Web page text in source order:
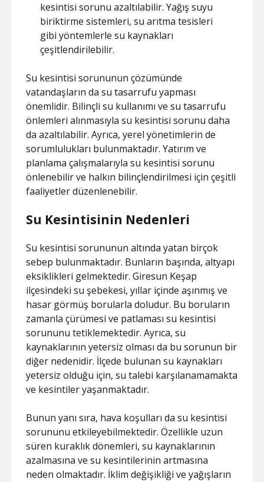
kesintisi sorunu azaltılabilir. Yağış suyu
biriktirme sistemleri, su arıtma tesisleri
gibi yöntemlerle su kaynakları
çeşitlendirilebilir.
Su kesintisi sorununun çözümünde
vatandaşların da su tasarrufu yapması
önemlidir. Bilinçli su kullanımı ve su tasarrufu
önlemleri alınmasıyla su kesintisi sorunu daha
da azaltılabilir. Ayrıca, yerel yönetimlerin de
sorumlulukları bulunmaktadır. Yatırım ve
planlama çalışmalarıyla su kesintisi sorunu
önlenebilir ve halkın bilinçlendirilmesi için çeşitli
faaliyetler düzenlenebilir.
Su Kesintisinin Nedenleri
Su kesintisi sorununun altında yatan birçok
sebep bulunmaktadır. Bunların başında, altyapı
eksiklikleri gelmektedir. Giresun Keşap
ilçesindeki su şebekesi, yıllar içinde aşınmış ve
hasar görmüş borularla doludur. Bu boruların
zamanla çürümesi ve patlaması su kesintisi
sorununu tetiklemektedir. Ayrıca, su
kaynaklarının yetersiz olması da bu sorunun bir
diğer nedenidir. İlçede bulunan su kaynakları
yetersiz olduğu için, su talebi karşılanamamakta
ve kesintiler yaşanmaktadır.
Bunun yanı sıra, hava koşulları da su kesintisi
sorununu etkileyebilmektedir. Özellikle uzun
süren kuraklık dönemleri, su kaynaklarının
azalmasına ve su kesintilerinin artmasına
neden olmaktadır. İklim değişikliği ve yağışların